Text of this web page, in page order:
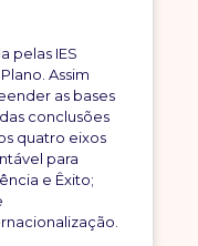
pelas IES
Assim
as bases
conclusões
quatro eixos
para
e Êxito;